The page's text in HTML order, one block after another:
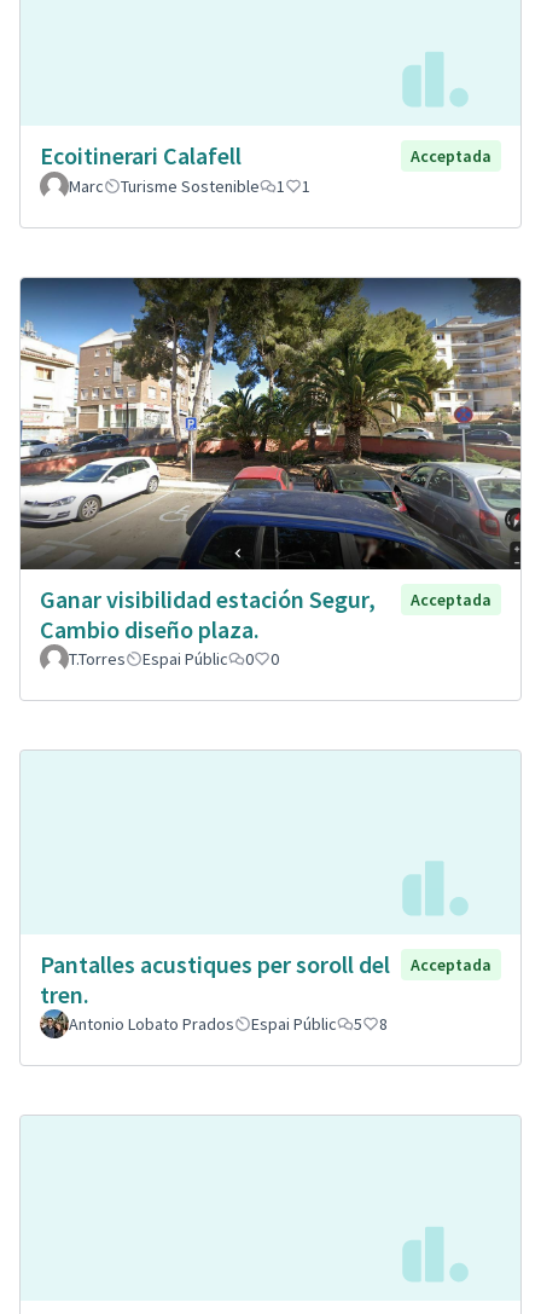
Ecoitinerari Calafell
Acceptada
Marc
Turisme Sostenible 1 1
Ganar visibilidad estación Segur,
Cambio diseño plaza.
Acceptada
T.Torres Espai Públic 0 0
Pantalles acustiques per soroll del
tren.
Acceptada
Antonio Lobato Prados Espai Públic 5 8